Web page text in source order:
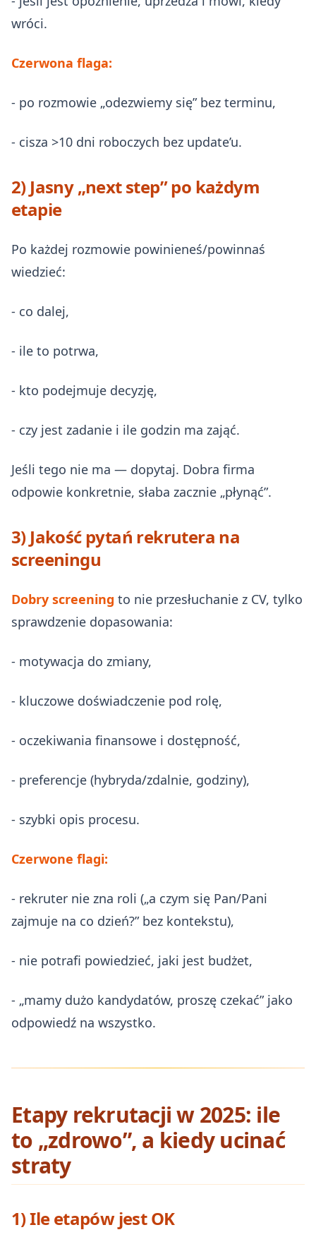
wróci.
Czerwona flaga:
- po rozmowie „odezwiemy się” bez terminu,
- cisza >10 dni roboczych bez update’u.
2) Jasny „next step” po każdym
etapie
Po każdej rozmowie powinieneś/powinnaś
wiedzieć:
- co dalej,
- ile to potrwa,
- kto podejmuje decyzję,
- czy jest zadanie i ile godzin ma zająć.
Jeśli tego nie ma — dopytaj. Dobra firma
odpowie konkretnie, słaba zacznie „płynąć”.
3) Jakość pytań rekrutera na
screeningu
Dobry screening to nie przesłuchanie z CV, tylko
sprawdzenie dopasowania:
- motywacja do zmiany,
- kluczowe doświadczenie pod rolę,
- oczekiwania finansowe i dostępność,
- preferencje (hybryda/zdalnie, godziny),
- szybki opis procesu.
Czerwone flagi:
- rekruter nie zna roli („a czym się Pan/Pani
zajmuje na co dzień?” bez kontekstu),
- nie potrafi powiedzieć, jaki jest budżet,
- „mamy dużo kandydatów, proszę czekać” jako
odpowiedź na wszystko.
Etapy rekrutacji w 2025: ile
to „zdrowo”, a kiedy ucinać
straty
1) Ile etapów jest OK